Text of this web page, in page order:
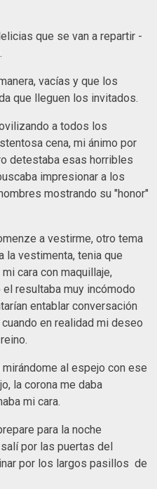
que se van a repartir -
vacías y que los
que lleguen los invitados.
a todos los
cena, mi ánimo por
detestaba esas horribles
impresionar a los
mostrando su "honor"
a vestirme, otro tema
la vestimenta, tenia que
cara con maquillaje,
resultaba muy incómodo
entablar conversación
en realidad mi deseo
al espejo con ese
la corona me daba
mi cara.
para la noche
por las puertas del
por los largos pasillos de